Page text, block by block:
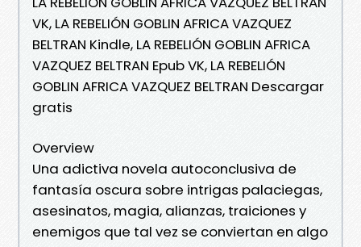
VK, LA REBELIÓN GOBLIN AFRICA VAZQUEZ
BELTRAN Kindle, LA REBELIÓN GOBLIN AFRICA
VAZQUEZ BELTRAN Epub VK, LA REBELIÓN
GOBLIN AFRICA VAZQUEZ BELTRAN Descargar
gratis
Overview
Una adictiva novela autoconclusiva de
fantasía oscura sobre intrigas palaciegas,
asesinatos, magia, alianzas, traiciones y
enemigos que tal vez se conviertan en algo